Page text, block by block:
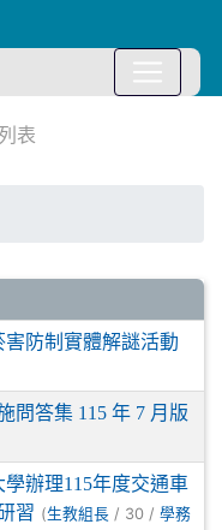
表
害防制實體解謎活動
問答集 115 年 7 月版
學辦理115年度交通車
習 (生教組長 / 30 / 學務